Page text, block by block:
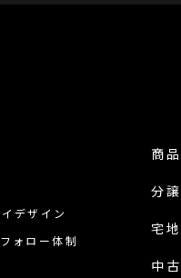
デザイン
ォロー体制
商
分
宅
中